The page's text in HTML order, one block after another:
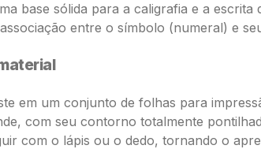
base sólida para a caligrafia e a escrita
entre o símbolo (numeral) e
em um conjunto de folhas para
com seu contorno totalmente
com o lápis ou o dedo, tornando o